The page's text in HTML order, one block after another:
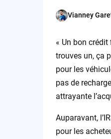
Posted
Vianney
« Un bon crédit
trouves un, ça
pour les
pas de
attrayante
Auparavant,
pour les